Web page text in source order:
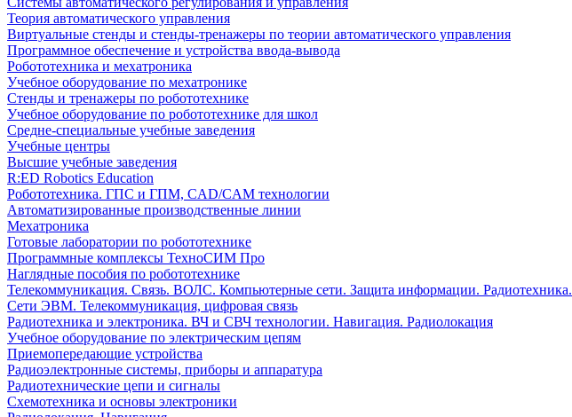
Теория автоматического управления
Виртуальные стенды и стенды-тренажеры по теории автоматического управления
Программное обеспечение и устройства ввода-вывода
Робототехника и мехатроника
Учебное оборудование по мехатронике
Стенды и тренажеры по робототехнике
Учебное оборудование по робототехнике для школ
Средне-специальные учебные заведения
Учебные центры
Высшие учебные заведения
R:ED Robotics Education
Робототехника. ГПС и ГПМ, CAD/CAM технологии
Автоматизированные производственные линии
Мехатроника
Готовые лаборатории по робототехнике
Программные комплексы ТехноСИМ Про
Наглядные пособия по робототехнике
Телекоммуникация. Связь. ВОЛС. Компьютерные сети. Защита информации. Радиотехника.
Сети ЭВМ. Телекоммуникация, цифровая связь
Радиотехника и электроника. ВЧ и СВЧ технологии. Навигация. Радиолокация
Учебное оборудование по электрическим цепям
Приемопередающие устройства
Радиоэлектронные системы, приборы и аппаратура
Радиотехнические цепи и сигналы
Схемотехника и основы электроники